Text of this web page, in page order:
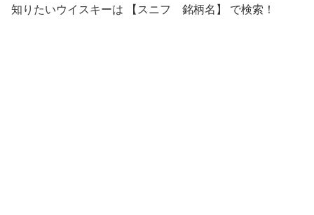
知りたいウイスキーは 【スニフ 銘柄名】 で検索！